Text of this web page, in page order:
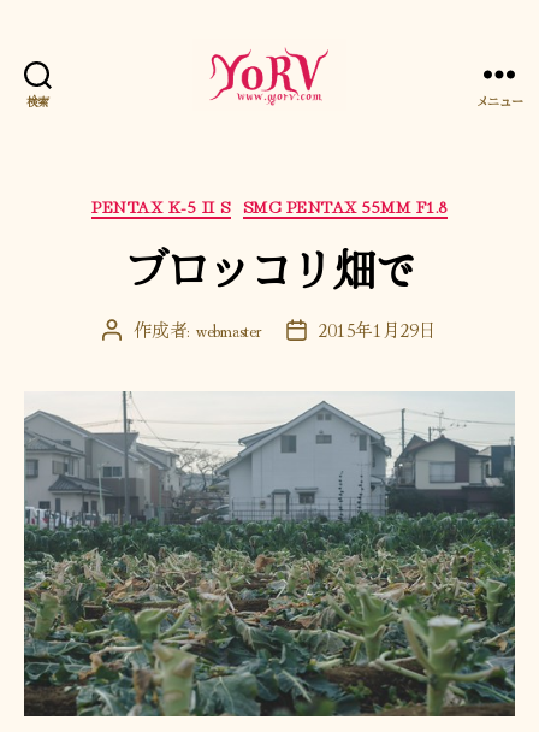
検索 メニュー
カ
テ
ゴ
リ
PENTAX K-5 II S SMC PENTAX 55MM F1.8
ブロッコリ畑で
投 作成者: webmaster
投 2015年1月29日